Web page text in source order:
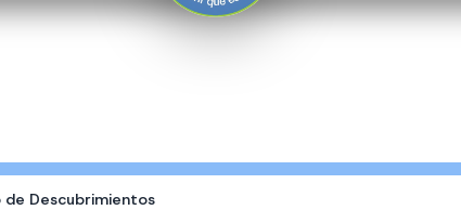
de Descubrimientos